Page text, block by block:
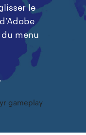
le
menu
gameplay